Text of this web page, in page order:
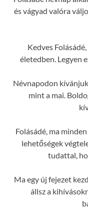
és vágyad valóra
Kedves
életedben. Legyen
Névnapodon
mint a mai.
Folásádé, ma
lehetőségek
tudattal,
Ma egy új fejezet
állsz a